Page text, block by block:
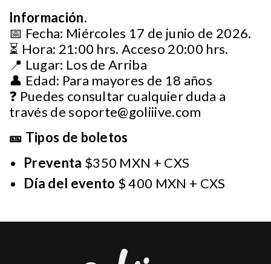
Información.
📅 Fecha: Miércoles 17 de junio de 2026.
⏳ Hora: 21:00 hrs. Acceso 20:00 hrs.
📍 Lugar: Los de Arriba
👤 Edad: Para mayores de 18 años
❓ Puedes consultar cualquier duda a
través desoporte@goliiive.com
🎫 Tipos de boletos
Preventa $350 MXN + CXS
Día del evento $ 400 MXN + CXS